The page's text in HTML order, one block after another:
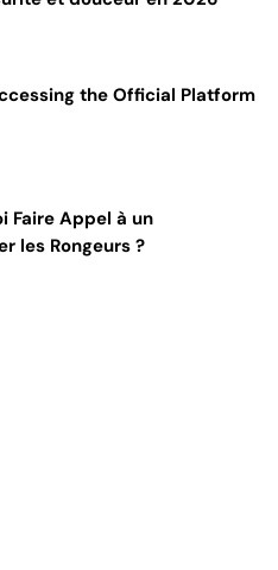
the Official Platform
Faire Appel à un
les Rongeurs ?